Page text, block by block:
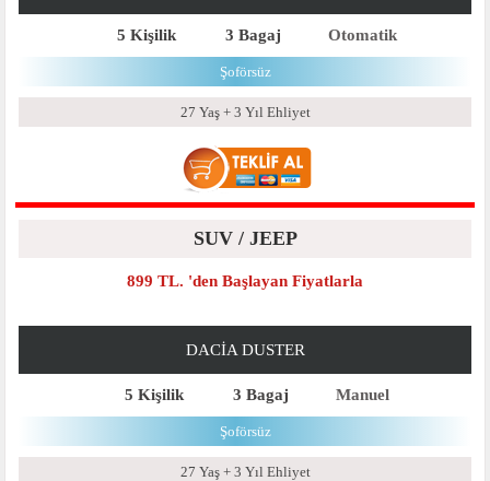
5 Kişilik 3 Bagaj Otomatik
Şoförsüz
27 Yaş + 3 Yıl Ehliyet
SUV / JEEP
899 TL. 'den Başlayan Fiyatlarla
DACIA DUSTER
5 Kişilik 3 Bagaj Manuel
Şoförsüz
27 Yaş + 3 Yıl Ehliyet